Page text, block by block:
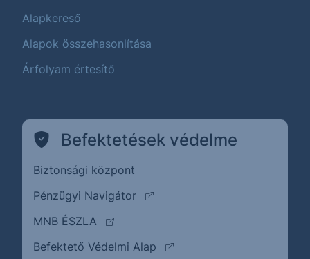
Alapkereső
Alapok összehasonlítása
Árfolyam értesítő
Befektetések védelme
Biztonsági központ
Pénzügyi Navigátor
(külső oldalra ugrik)
MNB ÉSZLA
(külső oldalra ugrik)
Befektető Védelmi Alap
(külső oldalra ugrik)